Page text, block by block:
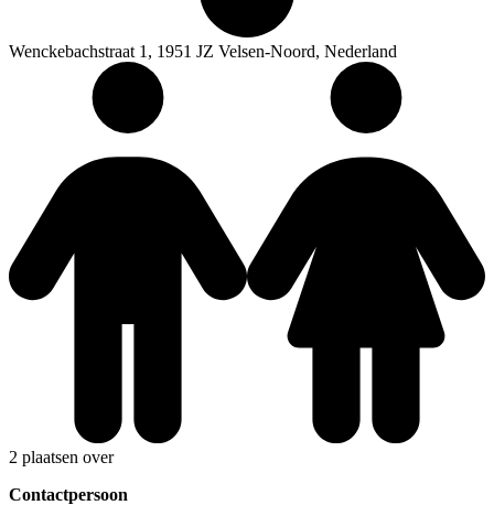
Wenckebachstraat 1, 1951 JZ Velsen-Noord, Nederland
2 plaatsen over
Contactpersoon